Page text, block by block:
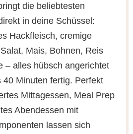
die beliebtesten
in deine Schüssel:
Hackfleisch, cremige
Mais, Bohnen, Reis
– alles hübsch angerichtet
40 Minuten fertig. Perfekt
Mittagessen, Meal Prep
Abendessen mit
lassen sich